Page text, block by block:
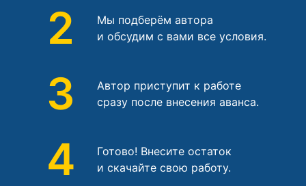
2
Мы подберём автора
и обсудим с вами все условия.
3
Автор приступит к работе
сразу после внесения аванса.
4
Готово! Внесите остаток
и скачайте свою работу.